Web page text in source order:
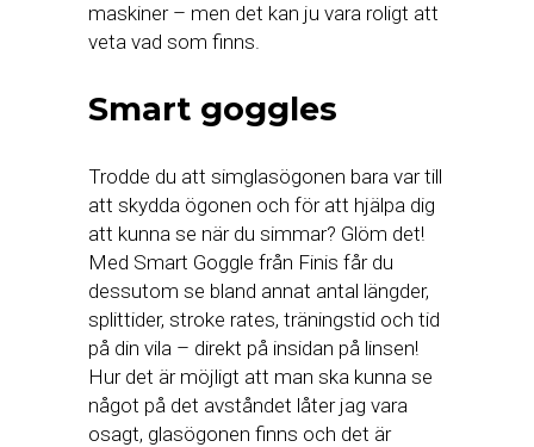
maskiner – men det kan ju vara roligt att
veta vad som finns.
Smart goggles
Trodde du att simglasögonen bara var till
att skydda ögonen och för att hjälpa dig
att kunna se när du simmar? Glöm det!
Med Smart Goggle från Finis får du
dessutom se bland annat antal längder,
splittider, stroke rates, träningstid och tid
på din vila – direkt på insidan på linsen!
Hur det är möjligt att man ska kunna se
något på det avståndet låter jag vara
osagt, glasögonen finns och det är